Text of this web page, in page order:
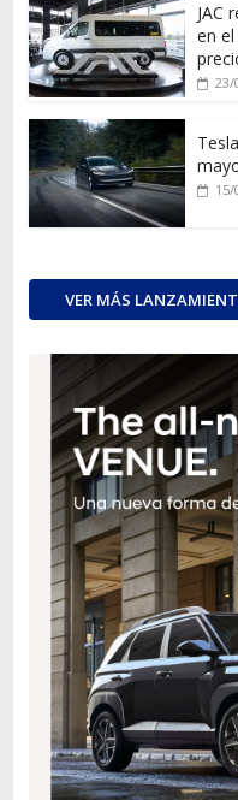
JAC
en
23/
15/
VER MÁS